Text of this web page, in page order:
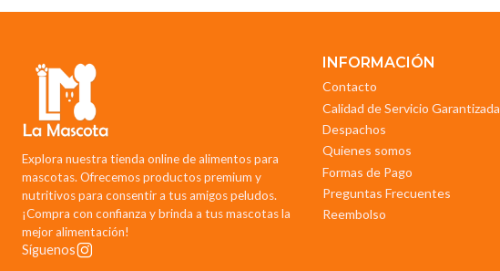
Explora nuestra tienda online de alimentos para
mascotas. Ofrecemos productos premium y
nutritivos para consentir a tus amigos peludos.
¡Compra con confianza y brinda a tus mascotas la
mejor alimentación!
Síguenos
INFORMACIÓN
Contacto
Calidad de Servicio Garantizada
Despachos
Quienes somos
Formas de Pago
Preguntas Frecuentes
Reembolso